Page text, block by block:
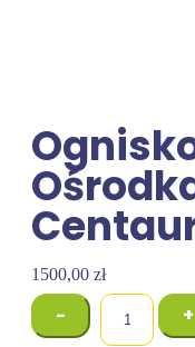
1500,00 zł
- +